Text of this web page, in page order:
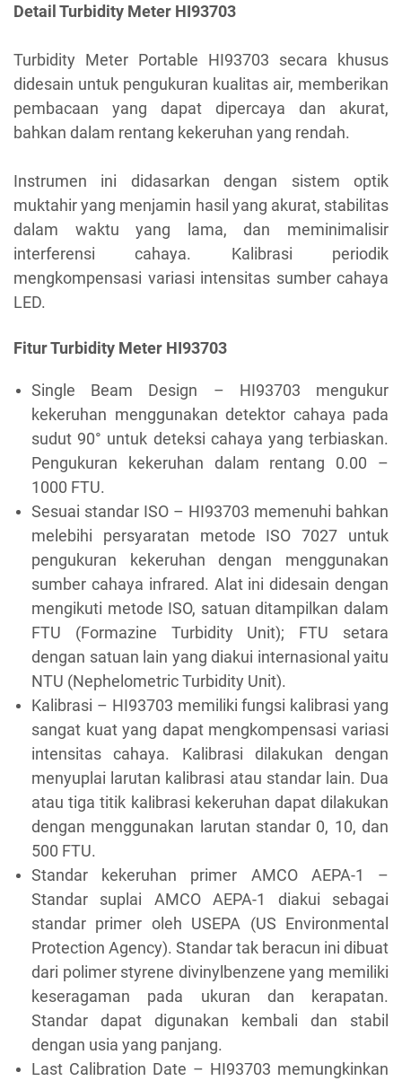
Detail Turbidity Meter HI93703
Turbidity Meter Portable HI93703 secara khusus
didesain untuk pengukuran kualitas air, memberikan
pembacaan yang dapat dipercaya dan akurat,
bahkan dalam rentang kekeruhan yang rendah.
Instrumen ini didasarkan dengan sistem optik
muktahir yang menjamin hasil yang akurat, stabilitas
dalam waktu yang lama, dan meminimalisir
interferensi cahaya. Kalibrasi periodik
mengkompensasi variasi intensitas sumber cahaya
LED.
Fitur Turbidity Meter HI93703
Single Beam Design – HI93703 mengukur
kekeruhan menggunakan detektor cahaya pada
sudut 90° untuk deteksi cahaya yang terbiaskan.
Pengukuran kekeruhan dalam rentang 0.00 –
1000 FTU.
Sesuai standar ISO – HI93703 memenuhi bahkan
melebihi persyaratan metode ISO 7027 untuk
pengukuran kekeruhan dengan menggunakan
sumber cahaya infrared. Alat ini didesain dengan
mengikuti metode ISO, satuan ditampilkan dalam
FTU (Formazine Turbidity Unit); FTU setara
dengan satuan lain yang diakui internasional yaitu
NTU (Nephelometric Turbidity Unit).
Kalibrasi – HI93703 memiliki fungsi kalibrasi yang
sangat kuat yang dapat mengkompensasi variasi
intensitas cahaya. Kalibrasi dilakukan dengan
menyuplai larutan kalibrasi atau standar lain. Dua
atau tiga titik kalibrasi kekeruhan dapat dilakukan
dengan menggunakan larutan standar 0, 10, dan
500 FTU.
Standar kekeruhan primer AMCO AEPA-1 –
Standar suplai AMCO AEPA-1 diakui sebagai
standar primer oleh USEPA (US Environmental
Protection Agency). Standar tak beracun ini dibuat
dari polimer styrene divinylbenzene yang memiliki
keseragaman pada ukuran dan kerapatan.
Standar dapat digunakan kembali dan stabil
dengan usia yang panjang.
Last Calibration Date – HI93703 memungkinkan